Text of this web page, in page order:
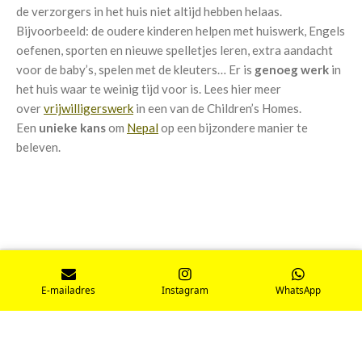
de verzorgers in het huis niet altijd hebben helaas.
Bijvoorbeeld: de oudere kinderen helpen met huiswerk, Engels
oefenen, sporten en nieuwe spelletjes leren, extra aandacht
voor de baby’s, spelen met de kleuters… Er is genoeg werk in
het huis waar te weinig tijd voor is. Lees hier meer
overvrijwilligerswerk in een van de Children’s Homes.
Een unieke kansom Nepalop een bijzondere manier te
beleven.
© 2023 Sawinah Roctus
E-mailadres Instagram WhatsApp